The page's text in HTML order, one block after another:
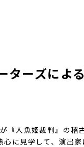
ターズによ
『人魚姫裁判』の稽
に見学して、演出